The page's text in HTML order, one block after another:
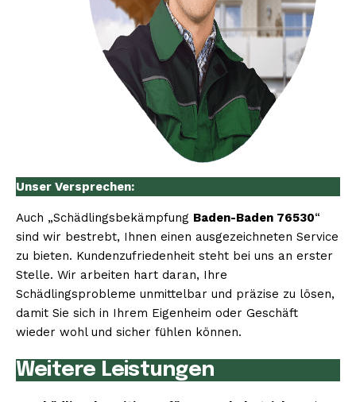
Unser Versprechen:
Auch „Schädlingsbekämpfung Baden-Baden 76530“
sind wir bestrebt, Ihnen einen ausgezeichneten Service
zu bieten. Kundenzufriedenheit steht bei uns an erster
Stelle. Wir arbeiten hart daran, Ihre
Schädlingsprobleme unmittelbar und präzise zu lösen,
damit Sie sich in Ihrem Eigenheim oder Geschäft
wieder wohl und sicher fühlen können.
Weitere Leistungen